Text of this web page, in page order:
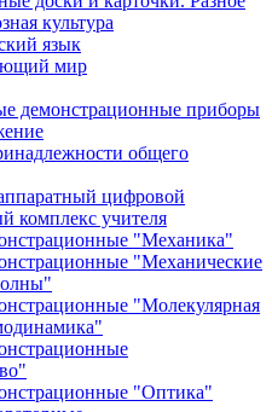
культура
язык
мир
демонстрационные приборы
общего
цифровой
комплекс учителя
"Механика"
"Механические
"Молекулярная
"Оптика"